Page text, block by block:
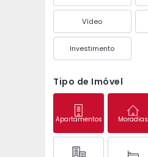
Vídeo
Investimento
Tipo de Imóvel
Apartamentos Moradias